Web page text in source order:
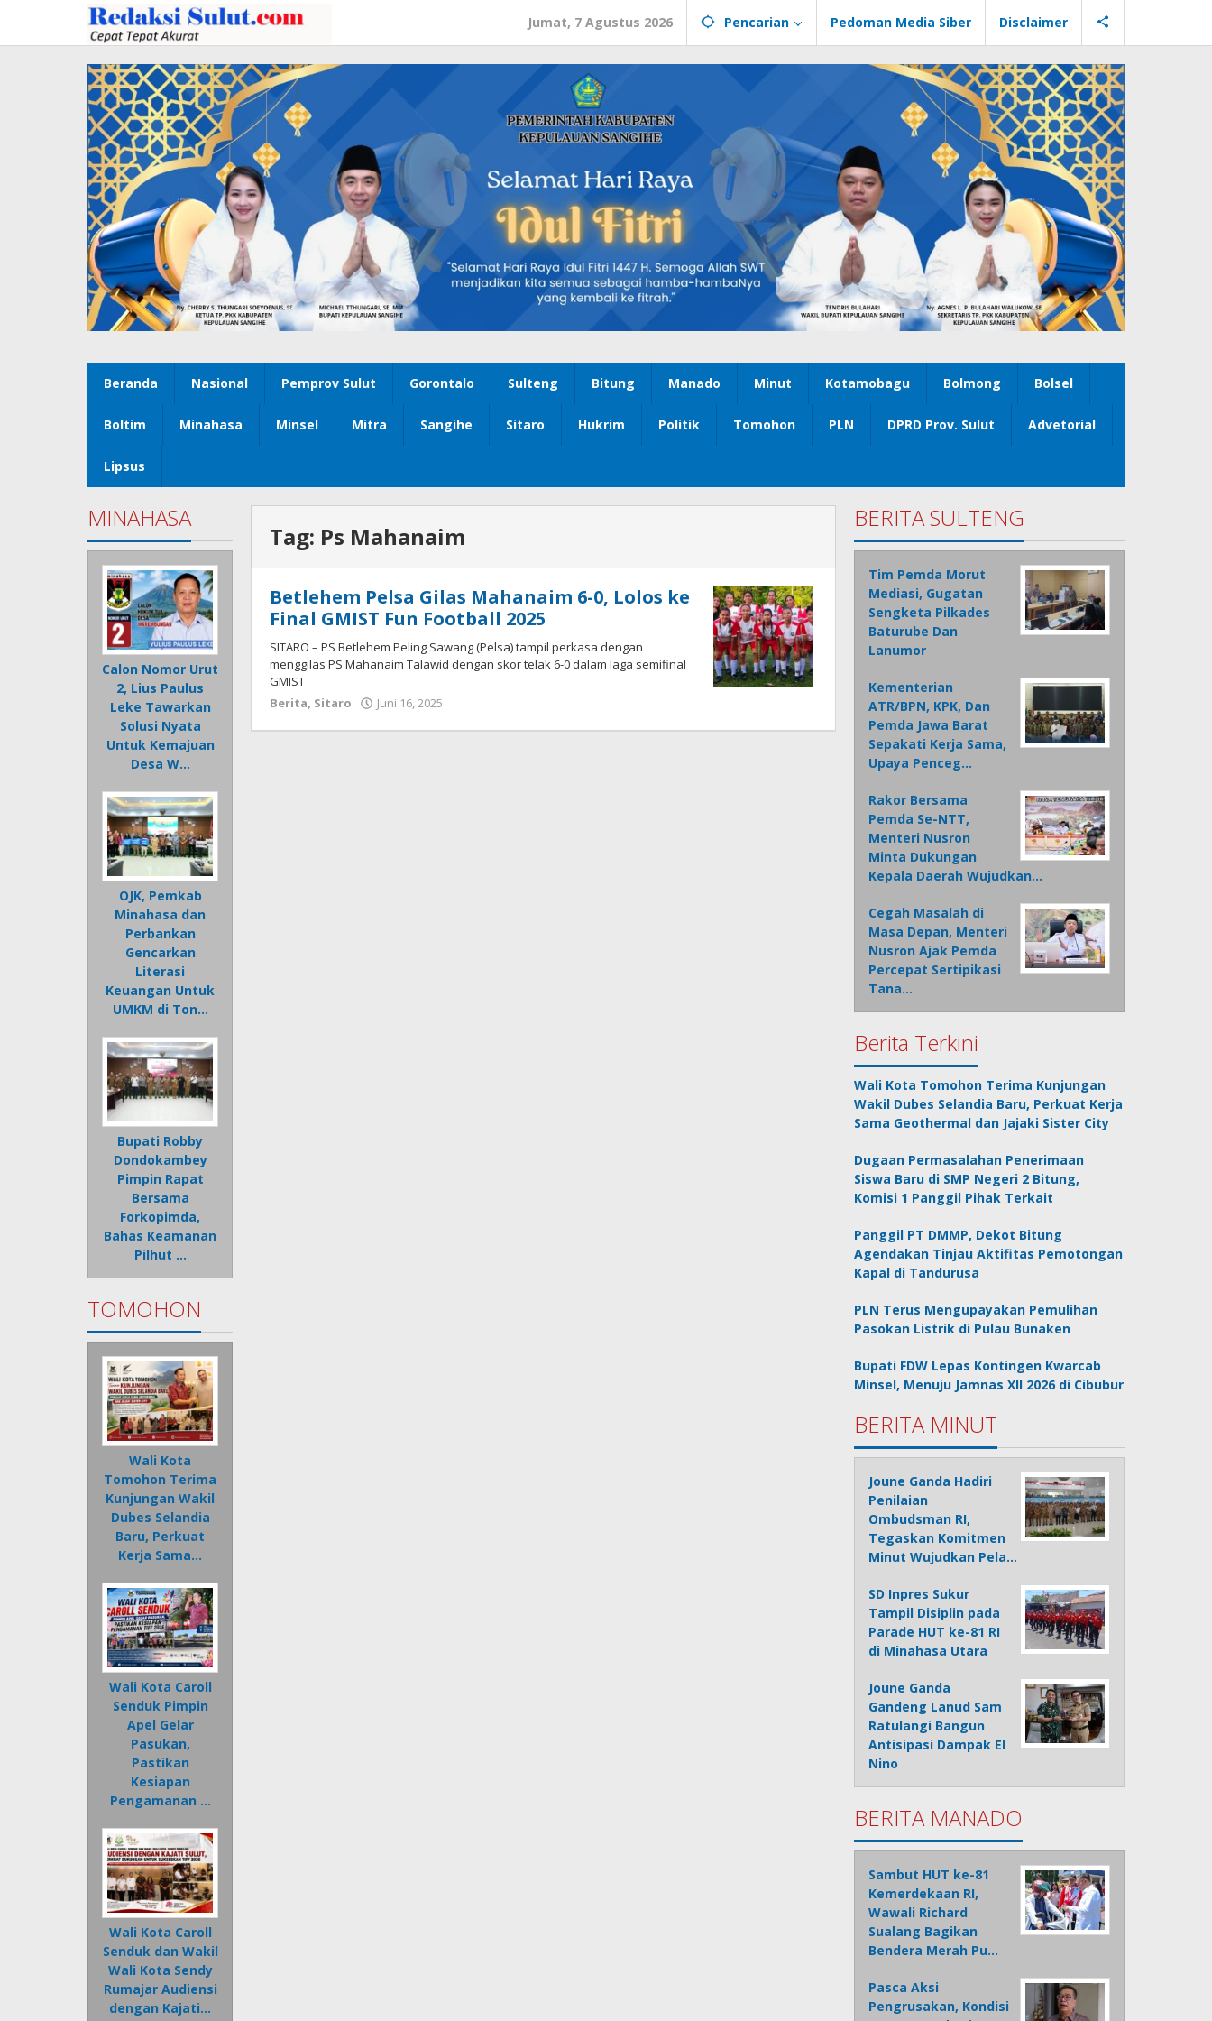
konten
Jumat, 7 Agustus 2026 Pencarian Pedoman Media Siber Disclaimer
Beranda Nasional Pemprov Sulut Gorontalo Sulteng Bitung Manado Minut Kotamobagu Bolmong Bolsel
Boltim Minahasa Minsel Mitra Sangihe Sitaro Hukrim Politik Tomohon PLN DPRD Prov. Sulut Advetorial
Lipsus
MINAHASA
Calon Nomor Urut
2, Lius Paulus
Leke Tawarkan
Solusi Nyata
Untuk Kemajuan
Desa W…
OJK, Pemkab
Minahasa dan
Perbankan
Gencarkan
Literasi
Keuangan Untuk
UMKM di Ton…
Bupati Robby
Dondokambey
Pimpin Rapat
Bersama
Forkopimda,
Bahas Keamanan
Pilhut …
TOMOHON
Wali Kota
Tomohon Terima
Kunjungan Wakil
Dubes Selandia
Baru, Perkuat
Kerja Sama…
Wali Kota Caroll
Senduk Pimpin
Apel Gelar
Pasukan,
Pastikan
Kesiapan
Pengamanan …
Wali Kota Caroll
Senduk dan Wakil
Wali Kota Sendy
Rumajar Audiensi
dengan Kajati…
Tag: Ps Mahanaim
Betlehem Pelsa Gilas Mahanaim 6-0, Lolos ke
Final GMIST Fun Football 2025
SITARO – PS Betlehem Peling Sawang (Pelsa) tampil perkasa dengan
menggilas PS Mahanaim Talawid dengan skor telak 6-0 dalam laga semifinal
GMIST
Berita, Sitaro Juni 16, 2025
BERITA SULTENG
Tim Pemda Morut
Mediasi, Gugatan
Sengketa Pilkades
Baturube Dan
Lanumor
Kementerian
ATR/BPN, KPK, Dan
Pemda Jawa Barat
Sepakati Kerja Sama,
Upaya Penceg…
Rakor Bersama
Pemda Se-NTT,
Menteri Nusron
Minta Dukungan
Kepala Daerah Wujudkan…
Cegah Masalah di
Masa Depan, Menteri
Nusron Ajak Pemda
Percepat Sertipikasi
Tana…
Berita Terkini
Wali Kota Tomohon Terima Kunjungan
Wakil Dubes Selandia Baru, Perkuat Kerja
Sama Geothermal dan Jajaki Sister City
Dugaan Permasalahan Penerimaan
Siswa Baru di SMP Negeri 2 Bitung,
Komisi 1 Panggil Pihak Terkait
Panggil PT DMMP, Dekot Bitung
Agendakan Tinjau Aktifitas Pemotongan
Kapal di Tandurusa
PLN Terus Mengupayakan Pemulihan
Pasokan Listrik di Pulau Bunaken
Bupati FDW Lepas Kontingen Kwarcab
Minsel, Menuju Jamnas XII 2026 di Cibubur
BERITA MINUT
Joune Ganda Hadiri
Penilaian
Ombudsman RI,
Tegaskan Komitmen
Minut Wujudkan Pela…
SD Inpres Sukur
Tampil Disiplin pada
Parade HUT ke-81 RI
di Minahasa Utara
Joune Ganda
Gandeng Lanud Sam
Ratulangi Bangun
Antisipasi Dampak El
Nino
BERITA MANADO
Sambut HUT ke-81
Kemerdekaan RI,
Wawali Richard
Sualang Bagikan
Bendera Merah Pu…
Pasca Aksi
Pengrusakan, Kondisi